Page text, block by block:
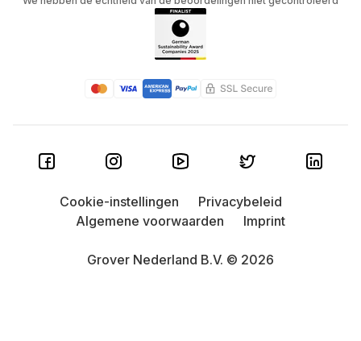
Grover Nederland B.V. © 2026
Cookie-instellingen
Privacybeleid
Algemene voorwaarden
Imprint